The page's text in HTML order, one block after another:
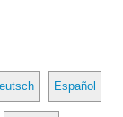
Español